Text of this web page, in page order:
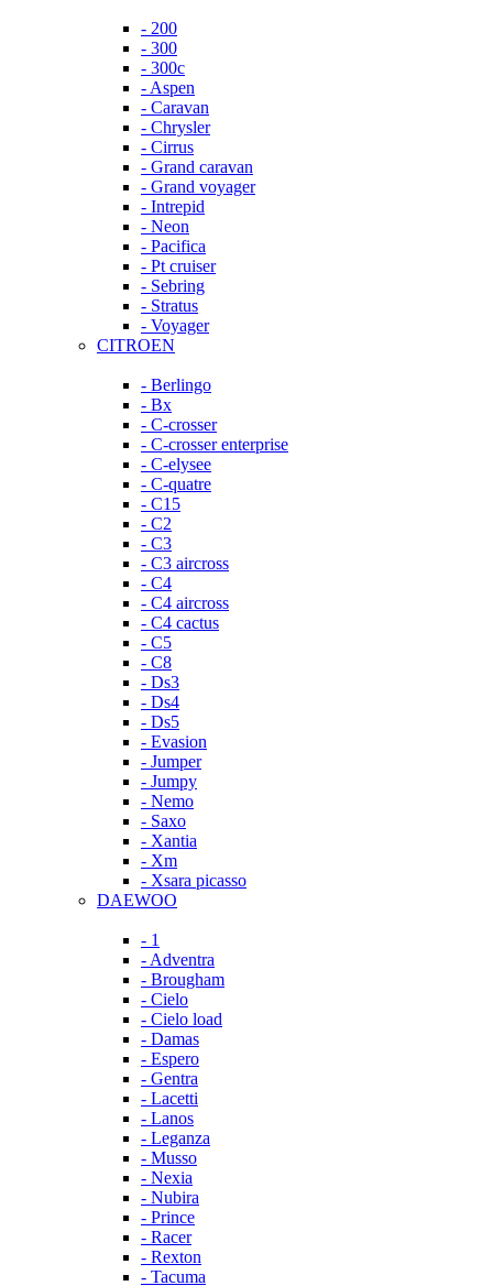
- 200
- 300
- 300c
- Aspen
- Caravan
- Chrysler
- Cirrus
- Grand caravan
- Grand voyager
- Intrepid
- Neon
- Pacifica
- Pt cruiser
- Sebring
- Stratus
- Voyager
CITROEN
- Berlingo
- Bx
- C-crosser
- C-crosser enterprise
- C-elysee
- C-quatre
- C15
- C2
- C3
- C3 aircross
- C4
- C4 aircross
- C4 cactus
- C5
- C8
- Ds3
- Ds4
- Ds5
- Evasion
- Jumper
- Jumpy
- Nemo
- Saxo
- Xantia
- Xm
- Xsara picasso
DAEWOO
- 1
- Adventra
- Brougham
- Cielo
- Cielo load
- Damas
- Espero
- Gentra
- Lacetti
- Lanos
- Leganza
- Musso
- Nexia
- Nubira
- Prince
- Racer
- Rexton
- Tacuma